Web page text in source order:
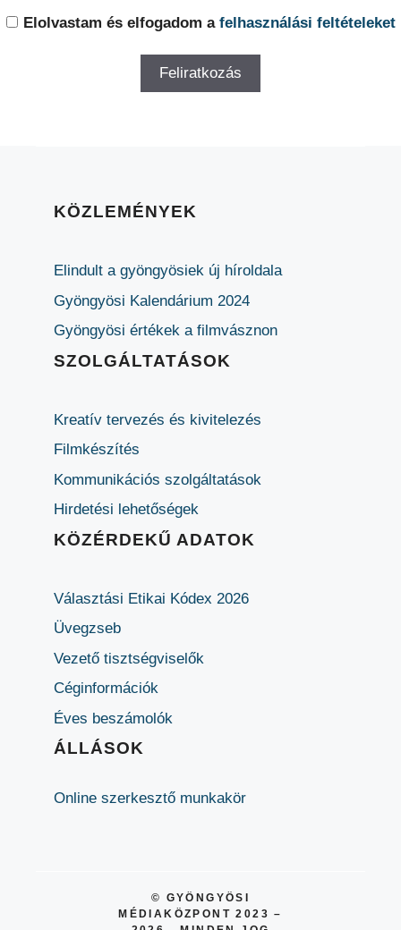
Elolvastam és elfogadom a felhasználási feltételeket
KÖZLEMÉNYEK
Elindult a gyöngyösiek új híroldala
Gyöngyösi Kalendárium 2024
Gyöngyösi értékek a filmvásznon
SZOLGÁLTATÁSOK
Kreatív tervezés és kivitelezés
Filmkészítés
Kommunikációs szolgáltatások
Hirdetési lehetőségek
KÖZÉRDEKŰ ADATOK
Választási Etikai Kódex 2026
Üvegzseb
Vezető tisztségviselők
Céginformációk
Éves beszámolók
ÁLLÁSOK
Online szerkesztő munkakör
© GYÖNGYÖSI
MÉDIAKÖZPONT 2023 –